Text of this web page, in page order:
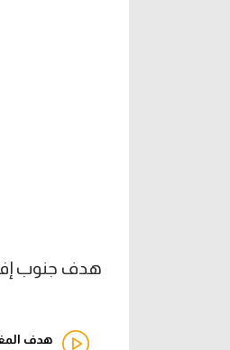
هدف جنوب
هدف